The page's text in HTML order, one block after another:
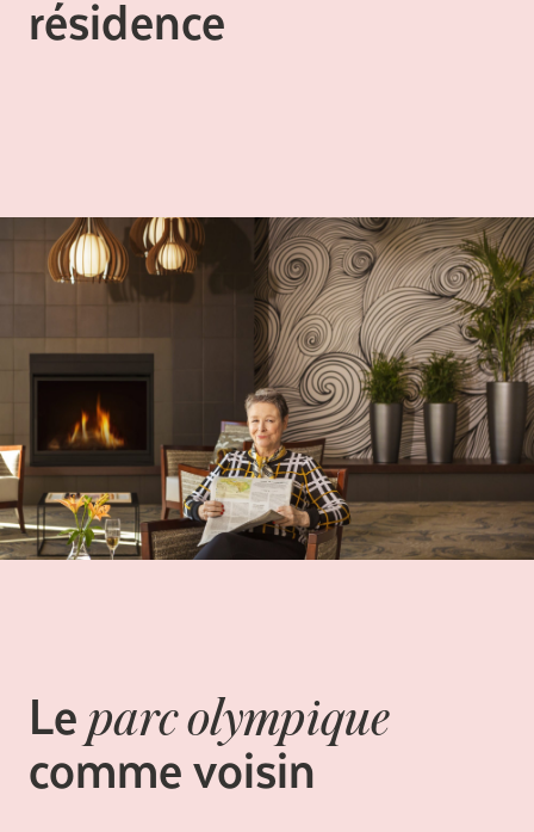
Comprendre la vie en résidence
Ce qui est inclus
Votre appartement
Commerces intégrés
Services optionnels
Soins optionnels
Entretien
Courte durée
Notre approche
Les 8 étapes d’emménagement
Planifier une visite
résidence
Leparc olympique
comme voisin